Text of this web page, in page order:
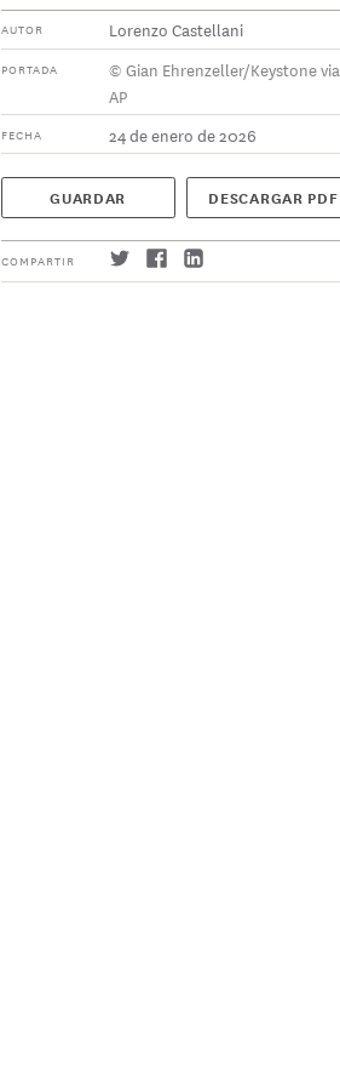
AUTOR Lorenzo Castellani
PORTADA
© Gian Ehrenzeller/Keystone via
AP
FECHA 24 de enero de 2026
GUARDAR DESCARGAR PDF
COMPARTIR